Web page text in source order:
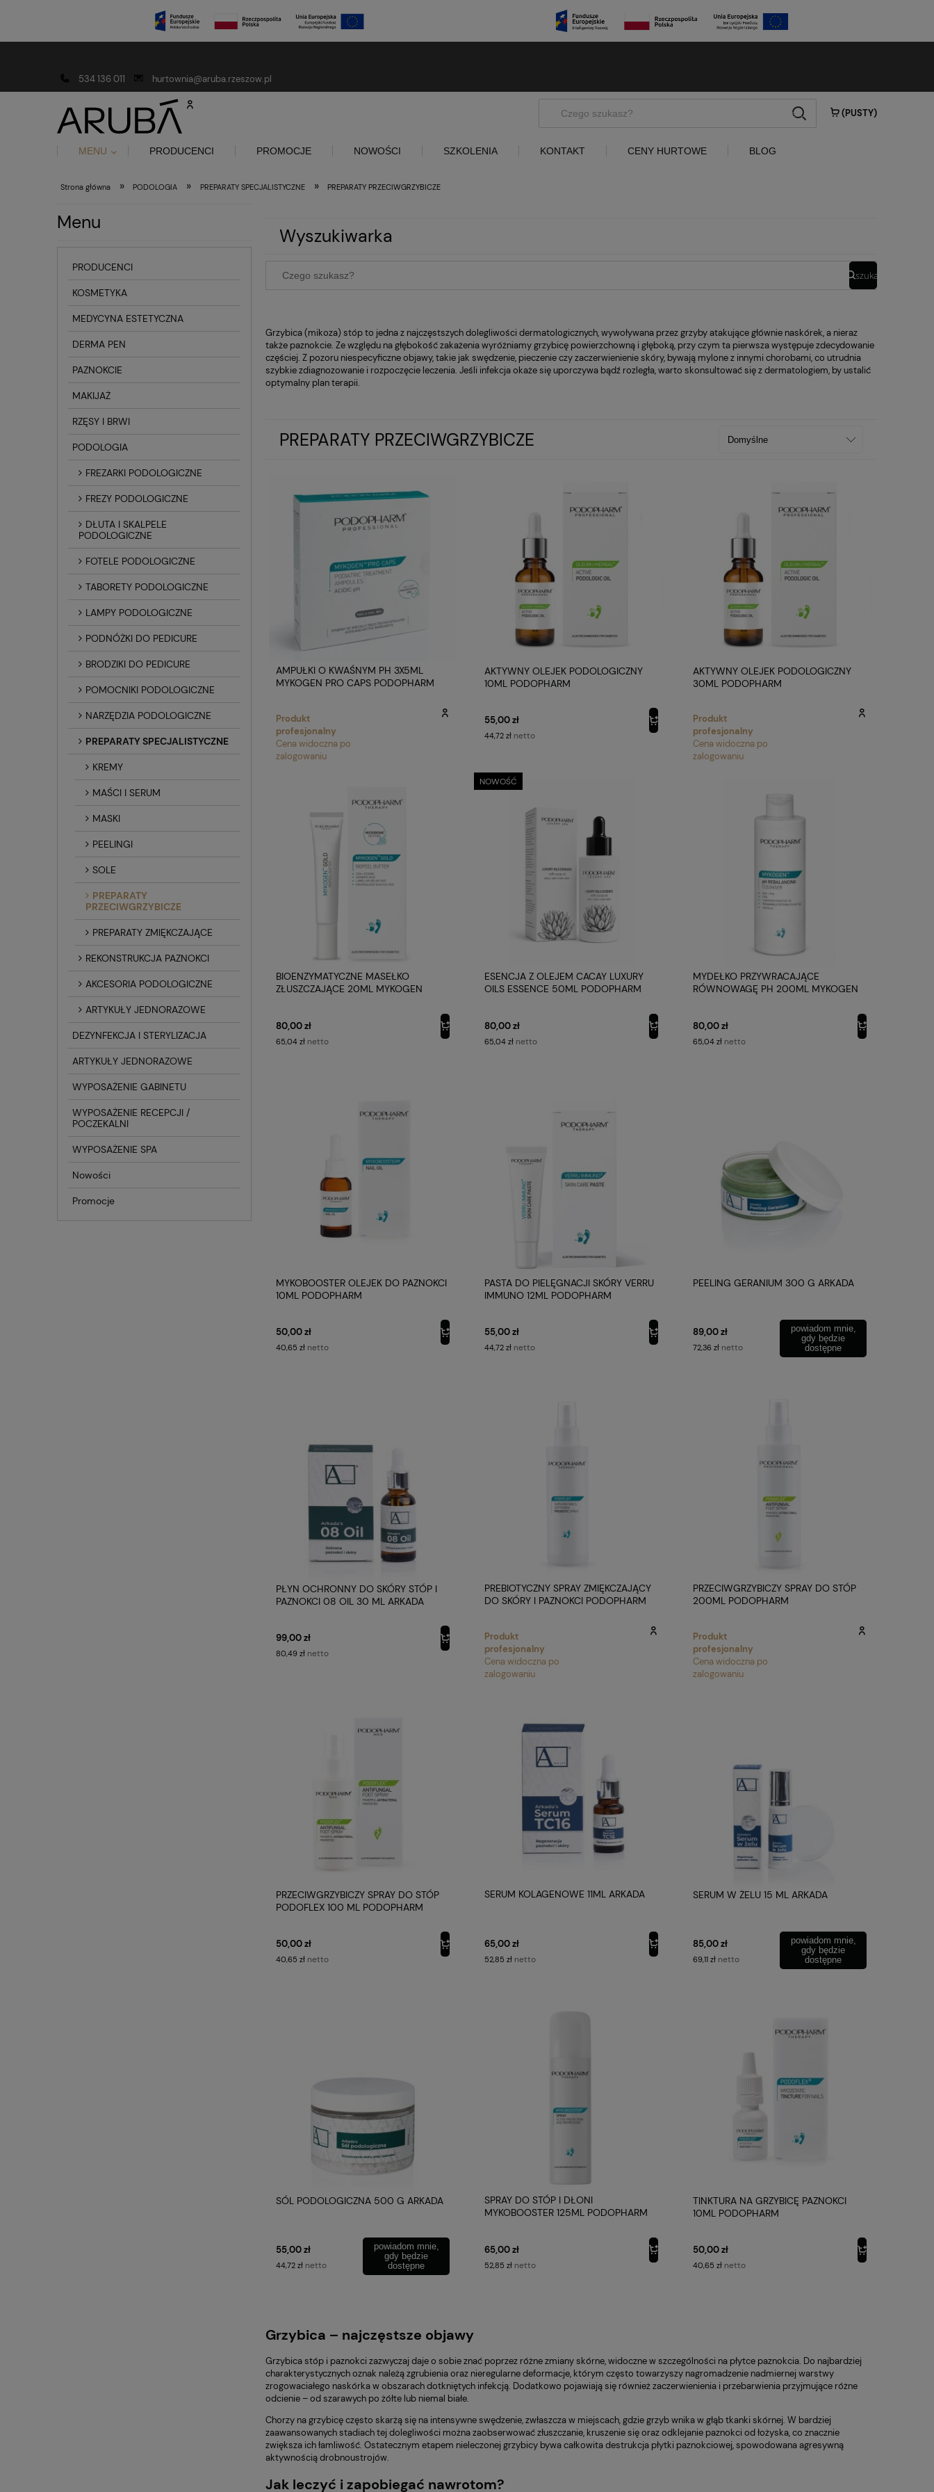
534 136 011
hurtownia@aruba.rzeszow.pl
(PUSTY)
szukaj
MENU PRODUCENCI PROMOCJE NOWOŚCI SZKOLENIA KONTAKT CENY HURTOWE BLOG
Strona główna » PODOLOGIA » PREPARATY SPECJALISTYCZNE » PREPARATY PRZECIWGRZYBICZE
Menu
PRODUCENCI
KOSMETYKA
MEDYCYNA ESTETYCZNA
DERMA PEN
PAZNOKCIE
MAKIJAŻ
RZĘSY I BRWI
PODOLOGIA
FREZARKI PODOLOGICZNE
FREZY PODOLOGICZNE
DŁUTA I SKALPELE
PODOLOGICZNE
FOTELE PODOLOGICZNE
TABORETY PODOLOGICZNE
LAMPY PODOLOGICZNE
PODNÓŻKI DO PEDICURE
BRODZIKI DO PEDICURE
POMOCNIKI PODOLOGICZNE
NARZĘDZIA PODOLOGICZNE
PREPARATY SPECJALISTYCZNE
KREMY
MAŚCI I SERUM
MASKI
PEELINGI
SOLE
PREPARATY
PRZECIWGRZYBICZE
PREPARATY ZMIĘKCZAJĄCE
REKONSTRUKCJA PAZNOKCI
AKCESORIA PODOLOGICZNE
ARTYKUŁY JEDNORAZOWE
DEZYNFEKCJA I STERYLIZACJA
ARTYKUŁY JEDNORAZOWE
WYPOSAŻENIE GABINETU
WYPOSAŻENIE RECEPCJI /
POCZEKALNI
WYPOSAŻENIE SPA
Nowości
Promocje
Wyszukiwarka
szukaj
Grzybica (mikoza) stóp to jedna z najczęstszych dolegliwości dermatologicznych, wywoływana przez grzyby atakujące głównie naskórek, a nieraz
także paznokcie. Ze względu na głębokość zakażenia wyróżniamy grzybicę powierzchowną i głęboką, przy czym ta pierwsza występuje zdecydowanie
częściej. Z pozoru niespecyficzne objawy, takie jak swędzenie, pieczenie czy zaczerwienienie skóry, bywają mylone z innymi chorobami, co utrudnia
szybkie zdiagnozowanie i rozpoczęcie leczenia. Jeśli infekcja okaże się uporczywa bądź rozległa, warto skonsultować się z dermatologiem, by ustalić
optymalny plan terapii.
PREPARATY PRZECIWGRZYBICZE
AMPUŁKI O KWAŚNYM PH 3X5ML
MYKOGEN PRO CAPS PODOPHARM
Produkt
profesjonalny
Cena widoczna po
zalogowaniu
AKTYWNY OLEJEK PODOLOGICZNY
10ML PODOPHARM
55,00 zł
44,72 zł netto
AKTYWNY OLEJEK PODOLOGICZNY
30ML PODOPHARM
Produkt
profesjonalny
Cena widoczna po
zalogowaniu
BIOENZYMATYCZNE MASEŁKO
ZŁUSZCZAJĄCE 20ML MYKOGEN
80,00 zł
65,04 zł netto
ESENCJA Z OLEJEM CACAY LUXURY
OILS ESSENCE 50ML PODOPHARM
80,00 zł
65,04 zł netto
NOWOŚĆ
MYDEŁKO PRZYWRACAJĄCE
RÓWNOWAGĘ PH 200ML MYKOGEN
80,00 zł
65,04 zł netto
MYKOBOOSTER OLEJEK DO PAZNOKCI
10ML PODOPHARM
50,00 zł
40,65 zł netto
PASTA DO PIELĘGNACJI SKÓRY VERRU
IMMUNO 12ML PODOPHARM
55,00 zł
44,72 zł netto
PEELING GERANIUM 300 G ARKADA
89,00 zł
72,36 zł netto
powiadom mnie,
gdy będzie
dostępne
PŁYN OCHRONNY DO SKÓRY STÓP I
PAZNOKCI 08 OIL 30 ML ARKADA
99,00 zł
80,49 zł netto
PREBIOTYCZNY SPRAY ZMIĘKCZAJĄCY
DO SKÓRY I PAZNOKCI PODOPHARM
Produkt
profesjonalny
Cena widoczna po
zalogowaniu
PRZECIWGRZYBICZY SPRAY DO STÓP
200ML PODOPHARM
Produkt
profesjonalny
Cena widoczna po
zalogowaniu
PRZECIWGRZYBICZY SPRAY DO STÓP
PODOFLEX 100 ML PODOPHARM
50,00 zł
40,65 zł netto
SERUM KOLAGENOWE 11ML ARKADA
65,00 zł
52,85 zł netto
SERUM W ŻELU 15 ML ARKADA
85,00 zł
69,11 zł netto
powiadom mnie,
gdy będzie
dostępne
SÓL PODOLOGICZNA 500 G ARKADA
55,00 zł
44,72 zł netto
powiadom mnie,
gdy będzie
dostępne
SPRAY DO STÓP I DŁONI
MYKOBOOSTER 125ML PODOPHARM
65,00 zł
52,85 zł netto
TINKTURA NA GRZYBICĘ PAZNOKCI
10ML PODOPHARM
50,00 zł
40,65 zł netto
Grzybica – najczęstsze objawy
Grzybica stóp i paznokci zazwyczaj daje o sobie znać poprzez różne zmiany skórne, widoczne w szczególności na płytce paznokcia. Do najbardziej
charakterystycznych oznak należą zgrubienia oraz nieregularne deformacje, którym często towarzyszy nagromadzenie nadmiernej warstwy
zrogowaciałego naskórka w obszarach dotkniętych infekcją. Dodatkowo pojawiają się również zaczerwienienia i przebarwienia przyjmujące różne
odcienie – od szarawych po żółte lub niemal białe.
Chorzy na grzybicę często skarżą się na intensywne swędzenie, zwłaszcza w miejscach, gdzie grzyb wnika w głąb tkanki skórnej. W bardziej
zaawansowanych stadiach tej dolegliwości można zaobserwować złuszczanie, kruszenie się oraz odklejanie paznokci od łożyska, co znacznie
zwiększa ich łamliwość. Ostatecznym etapem nieleczonej grzybicy bywa całkowita destrukcja płytki paznokciowej, spowodowana agresywną
aktywnością drobnoustrojów.
Jak leczyć i zapobiegać nawrotom?